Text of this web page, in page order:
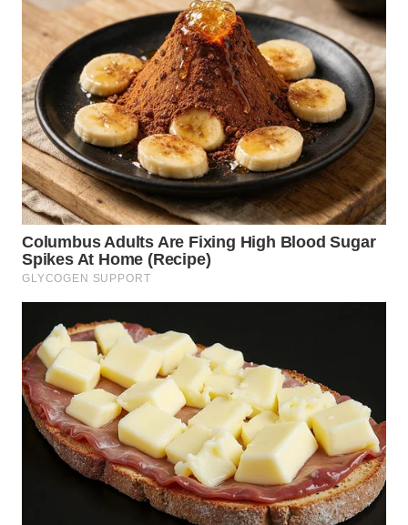
UTARA
WN
SAMOSIR
WN
PADANG
LAWAS
WN
WN
CIANJUR
WN
KEPULAUAN
SERIBU
WN
TANGERANG